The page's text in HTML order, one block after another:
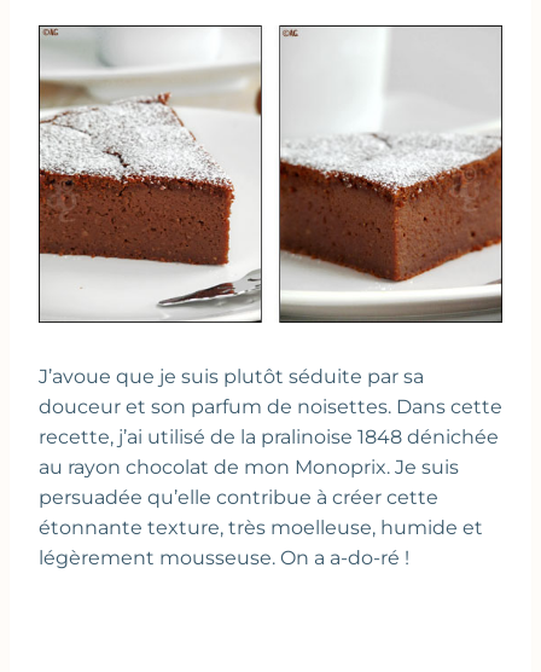
J’avoue que je suis plutôt séduite par sa
douceur et son parfum de noisettes. Dans cette
recette, j’ai utilisé de la pralinoise 1848 dénichée
au rayon chocolat de mon Monoprix. Je suis
persuadée qu’elle contribue à créer cette
étonnante texture, très moelleuse, humide et
légèrement mousseuse. On a a-do-ré !